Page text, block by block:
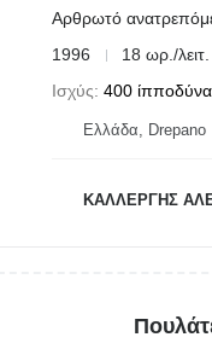
Αρθρωτό
1996
18 ωρ./λειτ.
Ισχύς 400
Ελλάδα, Drepano
ΚΑΛΛΕΡΓΗΣ